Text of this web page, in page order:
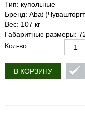
Тип: купольные
Бренд: Abat
Вес: 107 кг
Габаритные размеры:
Кол-во:
В КОРЗИНУ